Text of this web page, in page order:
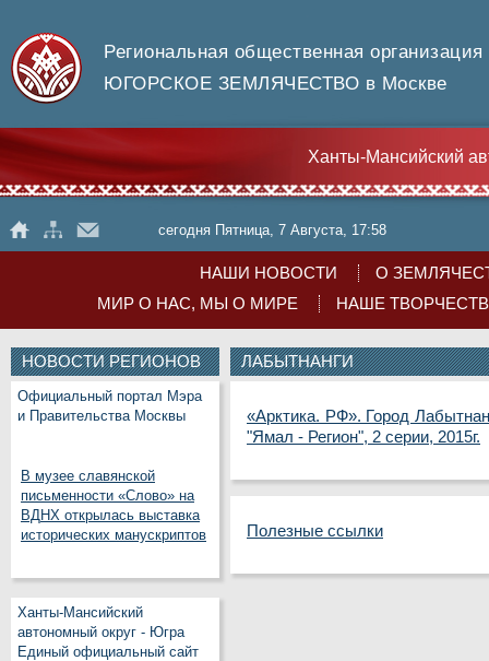
Региональная общественная организация
ЮГОРСКОЕ ЗЕМЛЯЧЕСТВО в Москве
Ханты-Мансийский
сегодня Пятница, 7 Августа, 17:58
НАШИ НОВОСТИ
О
МИР О НАС, МЫ О МИРЕ
НАШЕ
НОВОСТИ РЕГИОНОВ
Официальный портал Мэра
и Правительства Москвы
В музее славянской
письменности «Слово» на
ВДНХ открылась выставка
исторических манускриптов
Ханты-Мансийский
автономный округ - Югра
Единый официальный сайт
ЛАБЫТНАНГИ
«Арктика. РФ». Город
"Ямал - Регион", 2 серии, 2015г.
Полезные ссылки